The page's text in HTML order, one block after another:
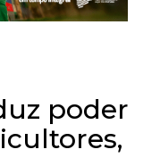
poder